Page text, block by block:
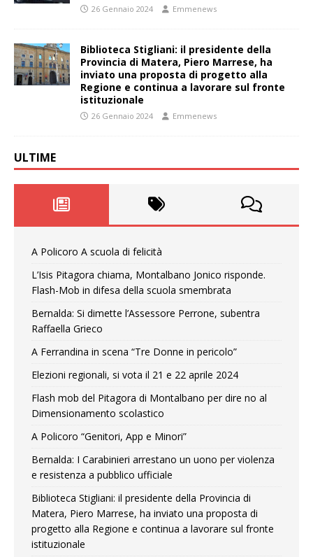
26 Gennaio 2024 Emmenews
Biblioteca Stigliani: il presidente della
Provincia di Matera, Piero Marrese, ha
inviato una proposta di progetto alla
Regione e continua a lavorare sul fronte
istituzionale
26 Gennaio 2024 Emmenews
ULTIME
A Policoro A scuola di felicità
L’Isis Pitagora chiama, Montalbano Jonico risponde.
Flash-Mob in difesa della scuola smembrata
Bernalda: Si dimette l’Assessore Perrone, subentra
Raffaella Grieco
A Ferrandina in scena “Tre Donne in pericolo”
Elezioni regionali, si vota il 21 e 22 aprile 2024
Flash mob del Pitagora di Montalbano per dire no al
Dimensionamento scolastico
A Policoro “Genitori, App e Minori”
Bernalda: I Carabinieri arrestano un uono per violenza
e resistenza a pubblico ufficiale
Biblioteca Stigliani: il presidente della Provincia di
Matera, Piero Marrese, ha inviato una proposta di
progetto alla Regione e continua a lavorare sul fronte
istituzionale